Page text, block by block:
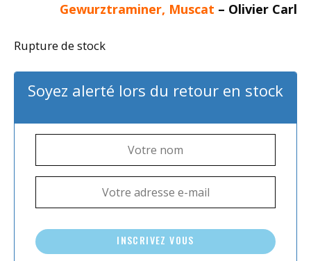
Gewurztraminer, Muscat – Olivier Carl
Rupture de stock
Soyez alerté lors du retour en stock
INSCRIVEZ VOUS